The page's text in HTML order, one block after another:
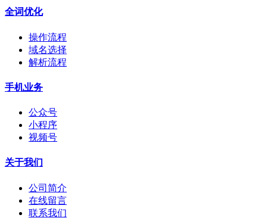
全词优化
操作流程
域名选择
解析流程
手机业务
公众号
小程序
视频号
关于我们
公司简介
在线留言
联系我们